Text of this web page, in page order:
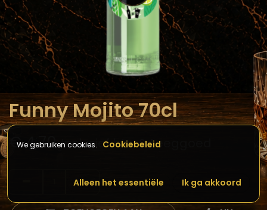
Funny Mojito 70cl
€4,70 Inclusief btw & Leeggoed
We gebruiken cookies. Cookiebeleid
Alleen het essentiële Ik ga akkoord